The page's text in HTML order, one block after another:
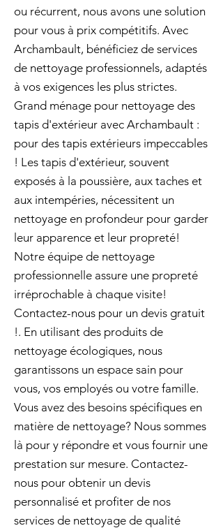
ou récurrent, nous avons une solution
pour vous à prix compétitifs. Avec
Archambault, bénéficiez de services
de nettoyage professionnels, adaptés
à vos exigences les plus strictes.
Grand ménage pour nettoyage des
tapis d'extérieur avec Archambault :
pour des tapis extérieurs impeccables
! Les tapis d'extérieur, souvent
exposés à la poussière, aux taches et
aux intempéries, nécessitent un
nettoyage en profondeur pour garder
leur apparence et leur propreté!
Notre équipe de nettoyage
professionnelle assure une propreté
irréprochable à chaque visite!
Contactez-nous pour un devis gratuit
!. En utilisant des produits de
nettoyage écologiques, nous
garantissons un espace sain pour
vous, vos employés ou votre famille.
Vous avez des besoins spécifiques en
matière de nettoyage? Nous sommes
là pour y répondre et vous fournir une
prestation sur mesure. Contactez-
nous pour obtenir un devis
personnalisé et profiter de nos
services de nettoyage de qualité